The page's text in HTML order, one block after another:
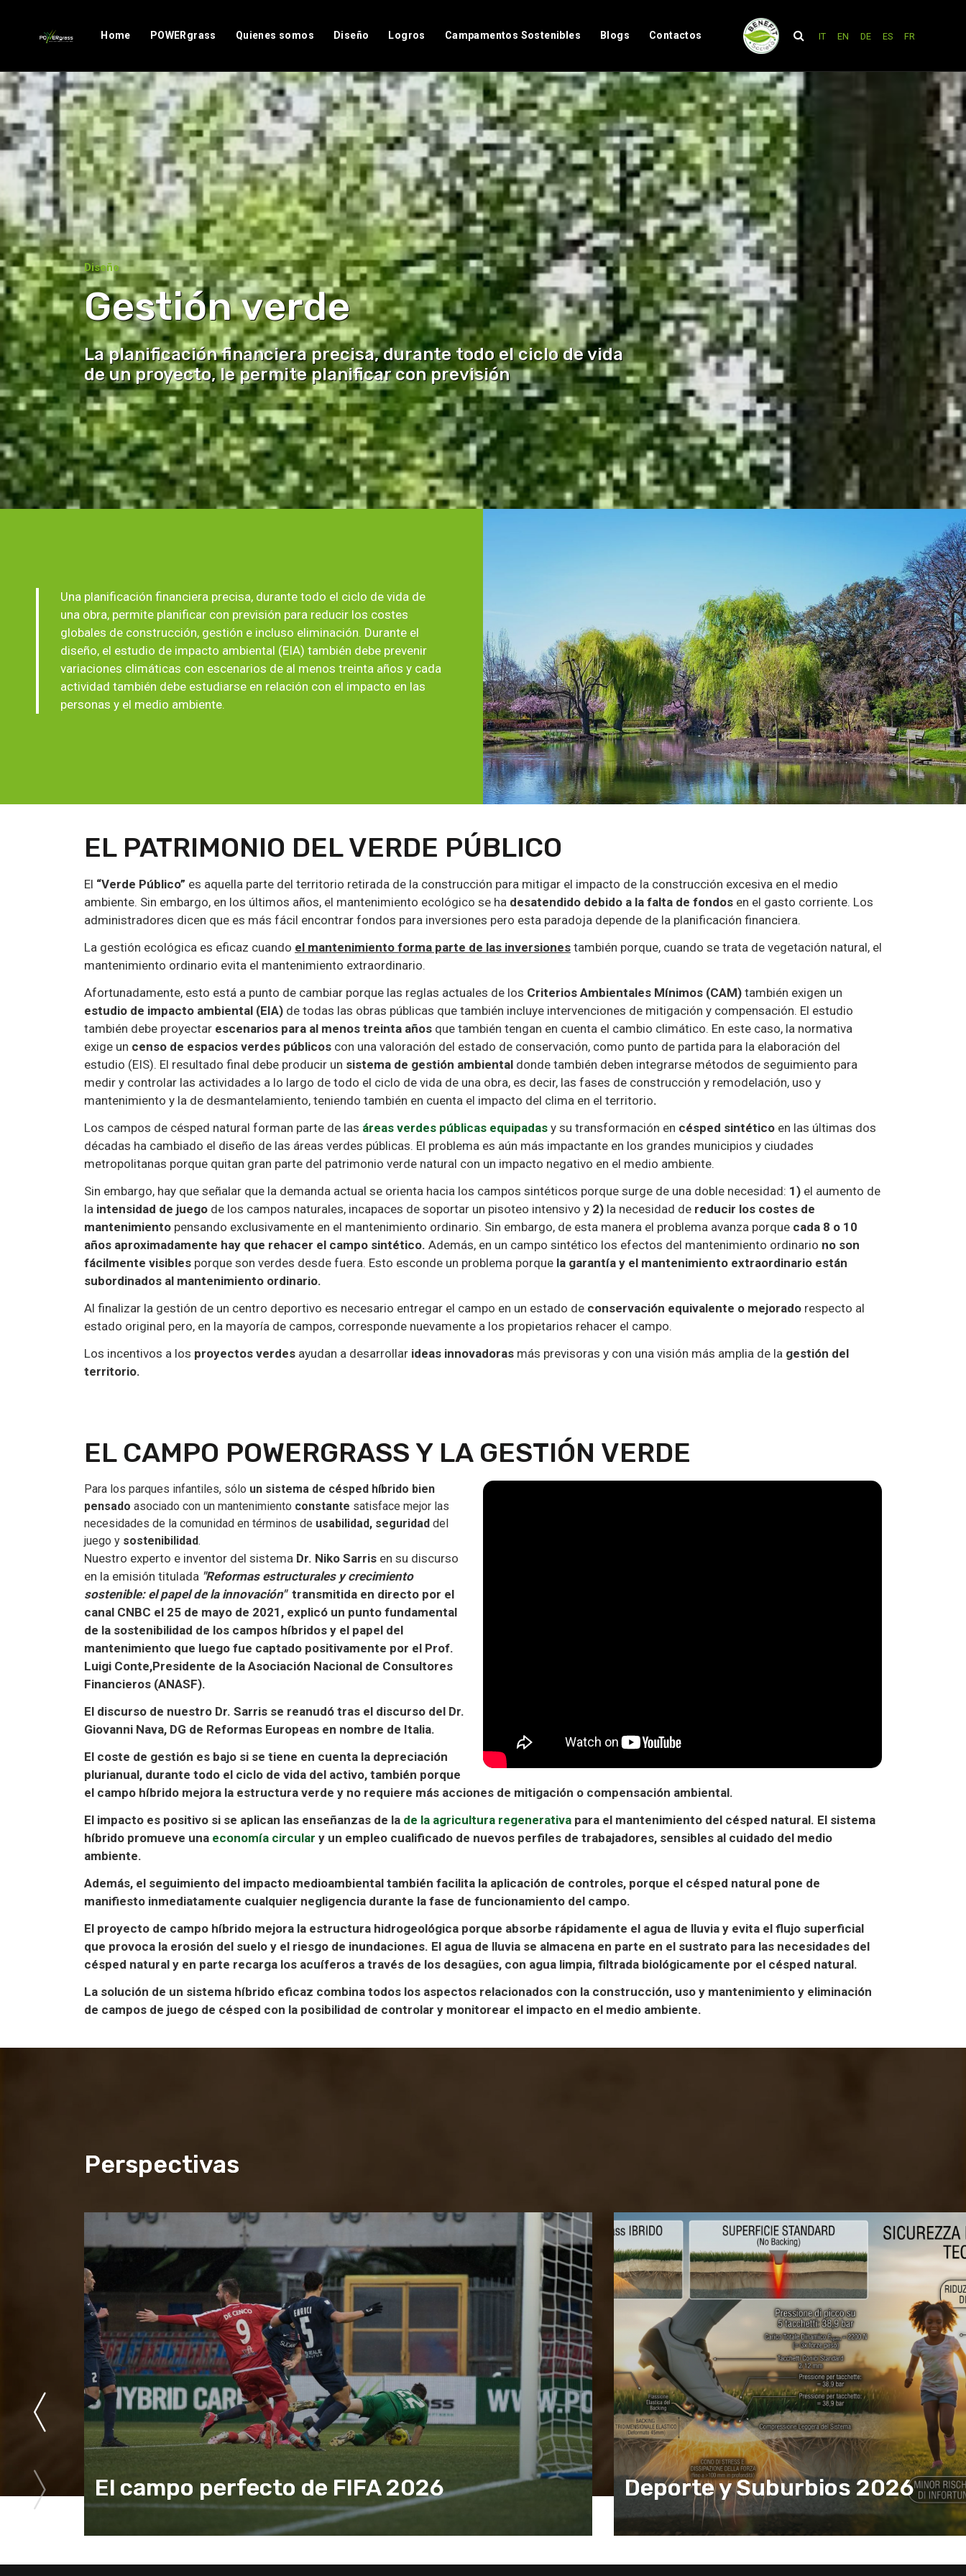
Home POWERgrass Quienes somos Diseño Logros Campamentos Sostenibles Blogs Contactos IT EN DE ES FR
Diseño
Gestión verde
La planificación financiera precisa, durante todo el ciclo de vida
de un proyecto, le permite planificar con previsión
Una planificación financiera precisa, durante todo el ciclo de vida de
una obra, permite planificar con previsión para reducir los costes
globales de construcción, gestión e incluso eliminación. Durante el
diseño, el estudio de impacto ambiental (EIA) también debe prevenir
variaciones climáticas con escenarios de al menos treinta años y cada
actividad también debe estudiarse en relación con el impacto en las
personas y el medio ambiente.
EL PATRIMONIO DEL VERDE PÚBLICO
El “Verde Público” es aquella parte del territorio retirada de la construcción para mitigar el impacto de la construcción excesiva en el medio
ambiente. Sin embargo, en los últimos años, el mantenimiento ecológico se ha desatendido debido a la falta de fondos en el gasto corriente. Los
administradores dicen que es más fácil encontrar fondos para inversiones pero esta paradoja depende de la planificación financiera.
La gestión ecológica es eficaz cuando el mantenimiento forma parte de las inversiones también porque, cuando se trata de vegetación natural, el
mantenimiento ordinario evita el mantenimiento extraordinario.
Afortunadamente, esto está a punto de cambiar porque las reglas actuales de los Criterios Ambientales Mínimos (CAM) también exigen un
estudio de impacto ambiental (EIA) de todas las obras públicas que también incluye intervenciones de mitigación y compensación. El estudio
también debe proyectar escenarios para al menos treinta años que también tengan en cuenta el cambio climático. En este caso, la normativa
exige un censo de espacios verdes públicos con una valoración del estado de conservación, como punto de partida para la elaboración del
estudio (EIS). El resultado final debe producir un sistema de gestión ambiental donde también deben integrarse métodos de seguimiento para
medir y controlar las actividades a lo largo de todo el ciclo de vida de una obra, es decir, las fases de construcción y remodelación, uso y
mantenimiento y la de desmantelamiento, teniendo también en cuenta el impacto del clima en el territorio.
Los campos de césped natural forman parte de las áreas verdes públicas equipadas y su transformación en césped sintético en las últimas dos
décadas ha cambiado el diseño de las áreas verdes públicas. El problema es aún más impactante en los grandes municipios y ciudades
metropolitanas porque quitan gran parte del patrimonio verde natural con un impacto negativo en el medio ambiente.
Sin embargo, hay que señalar que la demanda actual se orienta hacia los campos sintéticos porque surge de una doble necesidad: 1) el aumento de
la intensidad de juego de los campos naturales, incapaces de soportar un pisoteo intensivo y 2) la necesidad de reducir los costes de
mantenimiento pensando exclusivamente en el mantenimiento ordinario. Sin embargo, de esta manera el problema avanza porque cada 8 o 10
años aproximadamente hay que rehacer el campo sintético. Además, en un campo sintético los efectos del mantenimiento ordinario no son
fácilmente visibles porque son verdes desde fuera. Esto esconde un problema porque la garantía y el mantenimiento extraordinario están
subordinados al mantenimiento ordinario.
Al finalizar la gestión de un centro deportivo es necesario entregar el campo en un estado de conservación equivalente o mejorado respecto al
estado original pero, en la mayoría de campos, corresponde nuevamente a los propietarios rehacer el campo.
Los incentivos a los proyectos verdes ayudan a desarrollar ideas innovadoras más previsoras y con una visión más amplia de la gestión del
territorio.
EL CAMPO POWERGRASS Y LA GESTIÓN VERDE
Para los parques infantiles, sólo un sistema de césped híbrido bien
pensado asociado con un mantenimiento constante satisface mejor las
necesidades de la comunidad en términos de usabilidad, seguridad del
juego y sostenibilidad.
Nuestro experto e inventor del sistema Dr. Niko Sarris en su discurso
en la emisión titulada "Reformas estructurales y crecimiento
sostenible: el papel de la innovación" transmitida en directo por el
canal CNBC el 25 de mayo de 2021, explicó un punto fundamental
de la sostenibilidad de los campos híbridos y el papel del
mantenimiento que luego fue captado positivamente por el Prof.
Luigi Conte,Presidente de la Asociación Nacional de Consultores
Financieros (ANASF).
El discurso de nuestro Dr. Sarris se reanudó tras el discurso del Dr.
Giovanni Nava, DG de Reformas Europeas en nombre de Italia.
El coste de gestión es bajo si se tiene en cuenta la depreciación
plurianual, durante todo el ciclo de vida del activo, también porque
el campo híbrido mejora la estructura verde y no requiere más acciones de mitigación o compensación ambiental.
El impacto es positivo si se aplican las enseñanzas de la de la agricultura regenerativa para el mantenimiento del césped natural. El sistema
híbrido promueve una economía circular y un empleo cualificado de nuevos perfiles de trabajadores, sensibles al cuidado del medio
ambiente.
Además, el seguimiento del impacto medioambiental también facilita la aplicación de controles, porque el césped natural pone de
manifiesto inmediatamente cualquier negligencia durante la fase de funcionamiento del campo.
El proyecto de campo híbrido mejora la estructura hidrogeológica porque absorbe rápidamente el agua de lluvia y evita el flujo superficial
que provoca la erosión del suelo y el riesgo de inundaciones. El agua de lluvia se almacena en parte en el sustrato para las necesidades del
césped natural y en parte recarga los acuíferos a través de los desagües, con agua limpia, filtrada biológicamente por el césped natural.
La solución de un sistema híbrido eficaz combina todos los aspectos relacionados con la construcción, uso y mantenimiento y eliminación
de campos de juego de césped con la posibilidad de controlar y monitorear el impacto en el medio ambiente.
Perspectivas
El campo perfecto de FIFA
2026
El campo perfecto de FIFA 2026
Deporte y Suburbios 2026
Saber Más
Deporte y Suburbios 2026